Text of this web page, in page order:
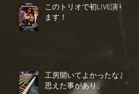
このトリオで初LIVE演り
ます！
工房開いてよかったなと
思えた事があり。